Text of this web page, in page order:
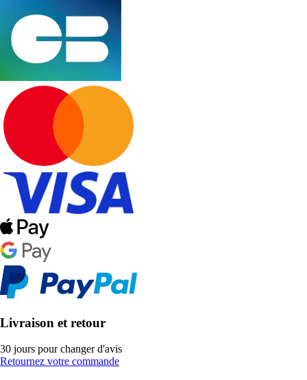
Livraison et retour
30 jours pour changer d'avis
Retournez votre commande